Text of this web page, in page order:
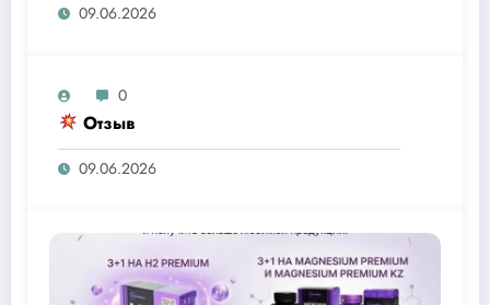
09.06.2026
0
Отзыв
09.06.2026